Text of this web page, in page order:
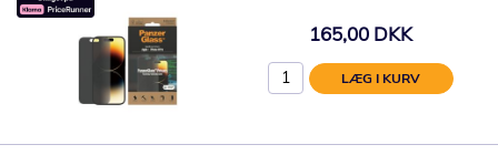
165,00 DKK
LÆG I KURV